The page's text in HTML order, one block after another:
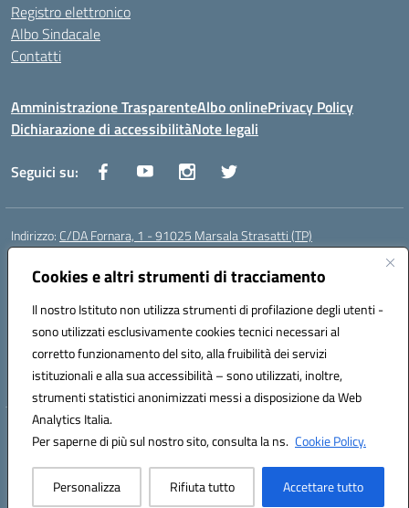
Cookies e altri strumenti di tracciamento
Il nostro Istituto non utilizza strumenti di profilazione degli utenti -
sono utilizzati esclusivamente cookies tecnici necessari al
corretto funzionamento del sito, alla fruibilità dei servizi
istituzionali e alla sua accessibilità – sono utilizzati, inoltre,
strumenti statistici anonimizzati messi a disposizione da Web
Analytics Italia.
Per saperne di più sul nostro sito, consulta la ns. Cookie Policy.
Personalizza Rifiuta tutto Accettare tutto
Registro elettronico
Albo Sindacale
Contatti
Amministrazione TrasparenteAlbo onlinePrivacy Policy
Dichiarazione di accessibilitàNote legali
Seguici su:
Indirizzo: C/DA Fornara, 1 - 91025 Marsala Strasatti (TP)
Centralino:
Posta elettronica certificata (PEC):tpic81600v@pec.istruzione.it
Codice fiscale: 82006360810
Codice meccanografico:TPIC81600V
Codice Indice delle Pubbliche Amministrazioni (IPA): istsc_tpic81600v
Codice unico di fatturazione (CUF): UFODYY
Hosting & Powered by 3D Solution S.r.l.
Concept & Design by Designers Italia